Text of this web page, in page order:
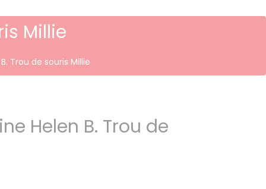
Millie
Trou de souris Millie
Helen B. Trou de